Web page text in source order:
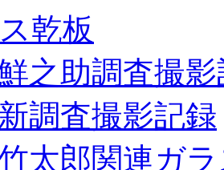
乾板
之助調査撮
調査撮影記録
太郎関連ガ